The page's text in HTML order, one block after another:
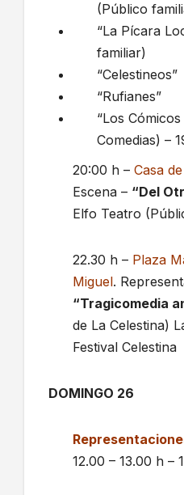
(Público
“La Pícara
familiar)
“Celestineos”
“Rufianes”
“Los
Comedias) –
20:00 h – Casa
Escena – “Del
Elfo Teatro
22.30 h – Plaza
Miguel.
“Tragicomedia
de La Celestina)
Festival Celestina
DOMINGO 26
12.00 – 13.00 h –